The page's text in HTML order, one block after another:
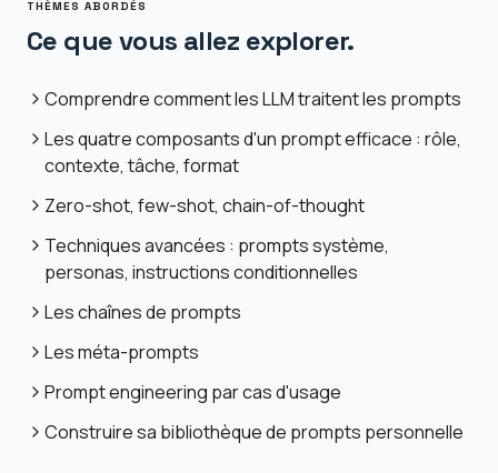
THÈMES ABORDÉS
Ce que vous allez explorer.
Comprendre comment les LLM traitent les prompts
Les quatre composants d'un prompt efficace : rôle,
contexte, tâche, format
Zero-shot, few-shot, chain-of-thought
Techniques avancées : prompts système,
personas, instructions conditionnelles
Les chaînes de prompts
Les méta-prompts
Prompt engineering par cas d'usage
Construire sa bibliothèque de prompts personnelle